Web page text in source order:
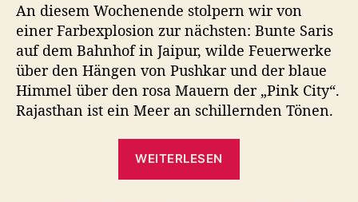
An diesem Wochenende stolpern wir von
einer Farbexplosion zur nächsten: Bunte Saris
auf dem Bahnhof in Jaipur, wilde Feuerwerke
über den Hängen von Pushkar und der blaue
Himmel über den rosa Mauern der „Pink City“.
Rajasthan ist ein Meer an schillernden Tönen.
WEITERLESEN